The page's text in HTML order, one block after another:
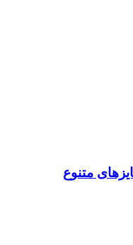
متنوع